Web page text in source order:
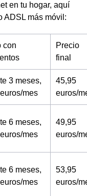
en tu hogar, aquí
ADSL más móvil:
con
Precio
final
3 meses,
mes
45,95
euros/
6 meses,
mes
49,95
euros/
6 meses,
mes
53,95
euros/